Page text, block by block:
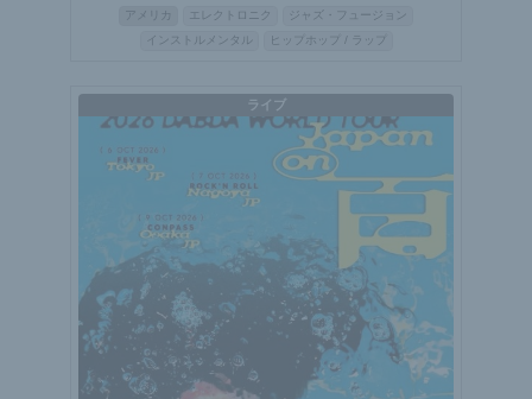
アメリカ エレクトロニク
ジャズ・フュージョン
インストルメンタル
ヒップホップ / ラップ
ライブ